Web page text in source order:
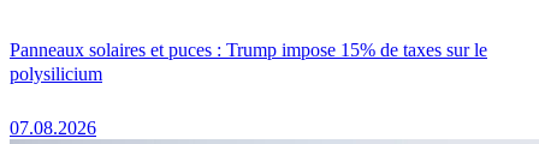
Panneaux solaires et puces : Trump impose 15% de taxes sur le
polysilicium
07.08.2026